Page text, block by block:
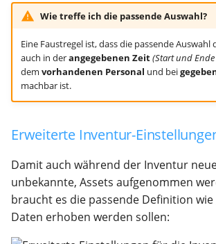
Hilfe Wie treffe ich die passende Auswahl?
Eine Faustregel ist, dass die passende
auch in derangegebenen Zeit(Start und
dem vorhandenen Personal und bei
machbar ist.
Erweiterte Inventur-
Damit auch während der Inventur
unbekannte, Assets aufgenommen
braucht es die passende Definition
Daten erhoben werden sollen: